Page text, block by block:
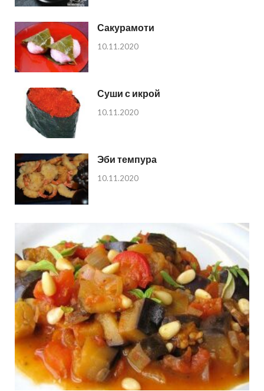
Сакурамоти
10.11.2020
Суши с икрой
10.11.2020
Эби темпура
10.11.2020